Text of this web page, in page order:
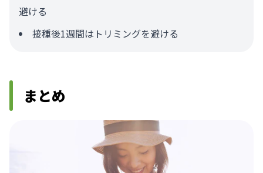
避ける
接種後1週間はトリミングを避ける
まとめ